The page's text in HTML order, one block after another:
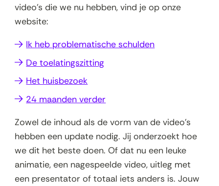
n
n
n
i
u
w
v
e
n
s
video's die we nu hebben, vind je op onze
website:
Ik heb problematische schulden(
i
n
n
i
De toelatingszitting
e
n
t
n
n
Het huisbezoek(
e
n
t
i
n
24 maanden verder
p
e
n
t
i
Zowel de inhoud als de vorm van de video's
hebben een update nodig. Jij onderzoekt hoe
we dit het beste doen. Of dat nu een leuke
animatie, een nagespeelde video, uitleg met
een presentator of totaal iets anders is. Jouw